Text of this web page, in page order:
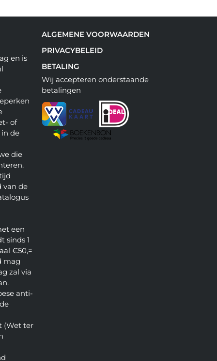
en is
of
de
die
van de
een
sinds 1
€50,=
mag
zal via
anti-
(Wet ter
ALGEMENE VOORWAARDEN
PRIVACYBELEID
BETALING
Wij accepteren onderstaande
betalingen